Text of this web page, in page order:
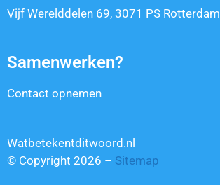
Vijf Werelddelen 69, 3071 PS Rotterdam
Samenwerken?
Contact opnemen
Watbetekentditwoord.nl
© Copyright 2026 – Sitemap